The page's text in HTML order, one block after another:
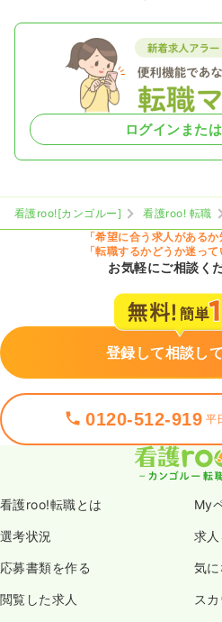
ログインまた
看護roo![カンゴルー] 看護roo! 転職
「希望に合う求人があるか
「転職するかどうか迷っ
お気軽にご相談く
登録して相談し
0120-512-919 平
看護roo!転職とは My
選考状況 求
応募書類を作る 気
閲覧した求人 ス